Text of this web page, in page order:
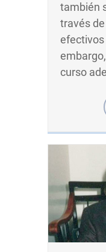
también
través
efectivos
curso